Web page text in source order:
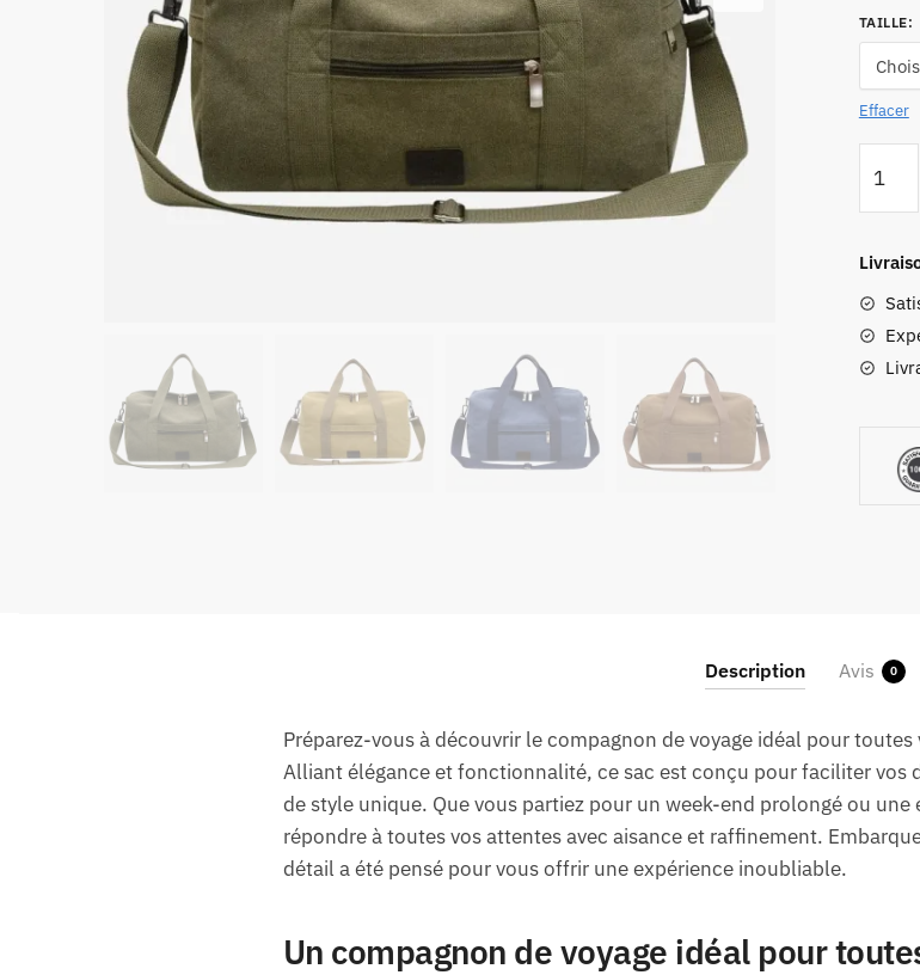
TAILLE:
Effacer
de
Sac
Voyage
1
Description Avis 0
Préparez-vous à découvrir le compagnon de voyage idéal pour toutes
Alliant élégance et fonctionnalité, ce sac est conçu pour faciliter
de style unique. Que vous partiez pour un week-end prolongé ou une
répondre à toutes vos attentes avec aisance et raffinement.
détail a été pensé pour vous offrir une expérience inoubliable.
Un compagnon de voyage idéal pour